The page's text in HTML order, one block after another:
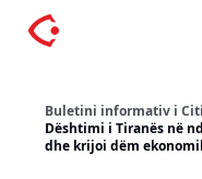
Buletini informativ i
Dështimi i Tiranës në
dhe krijoi dëm